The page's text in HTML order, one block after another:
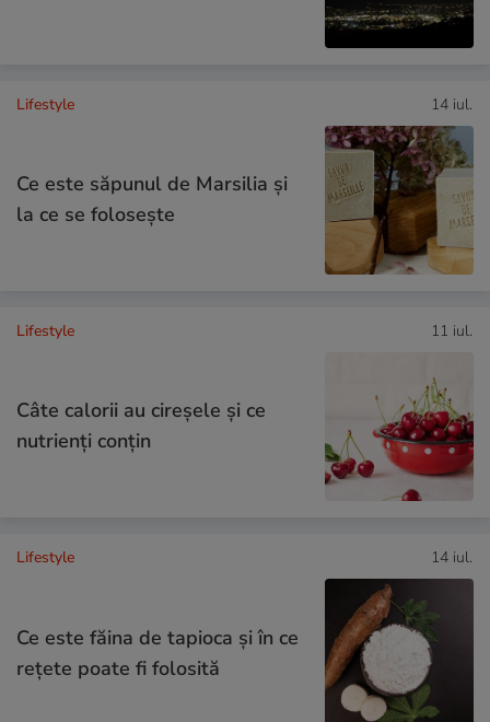
Lifestyle 14 iul.
Ce este săpunul de Marsilia și
la ce se folosește
Lifestyle 11 iul.
Câte calorii au cireșele și ce
nutrienți conțin
Lifestyle 14 iul.
Ce este făina de tapioca și în ce
rețete poate fi folosită